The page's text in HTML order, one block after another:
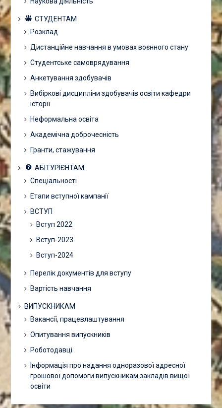
СТУДЕНТАМ
Розклад
Дистанційне навчання в умовах воєнного стану
Студентське самоврядування
Анкетування здобувачів
Вибіркові дисципліни здобувачів освіти кафедри
історії
Неформальна освіта
Академічна доброчесність
Гранти, стажування
АБІТУРІЄНТАМ
Спеціальності
Етапи вступної кампанії
ВСТУП
Вступ 2022
Вступ-2023
Вступ-2024
Перелік документів для вступу
Вартість навчання
ВИПУСКНИКАМ
Вакансії, працевлаштування
Опитування випускників
Роботодавці
Інформація про надання одноразової адресної
грошової допомоги випускникам закладів вищої
освіти